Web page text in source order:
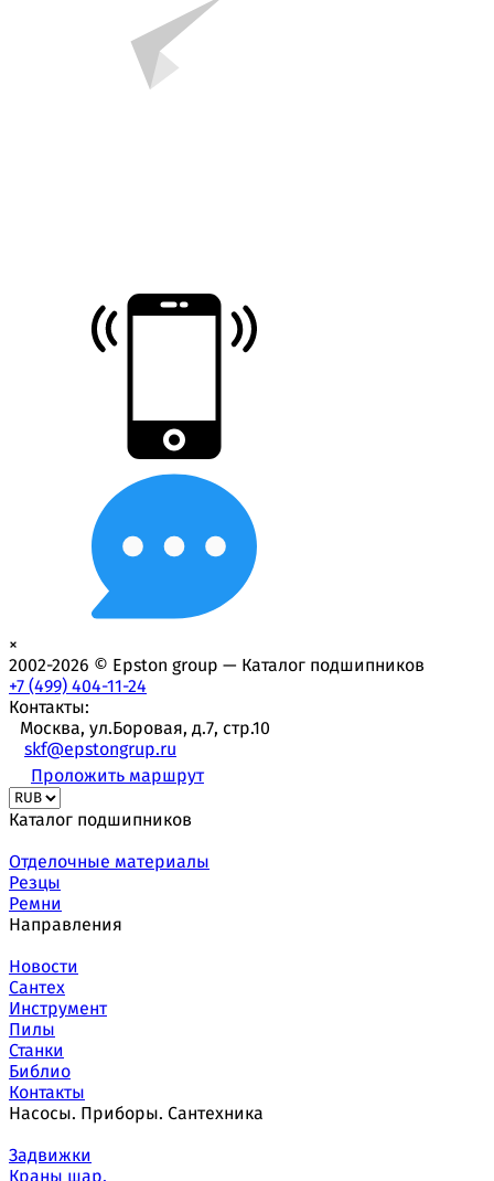
×
2002-2026 © Epston group — Каталог подшипников
+7 (499) 404-11-24
Контакты:
Москва, ул.Боровая, д.7, стр.10
skf@epstongrup.ru
Проложить маршрут
Каталог подшипников
Отделочные материалы
Резцы
Ремни
Направления
Новости
Сантех
Инструмент
Пилы
Станки
Библио
Контакты
Насосы. Приборы. Сантехника
Задвижки
Краны шар.